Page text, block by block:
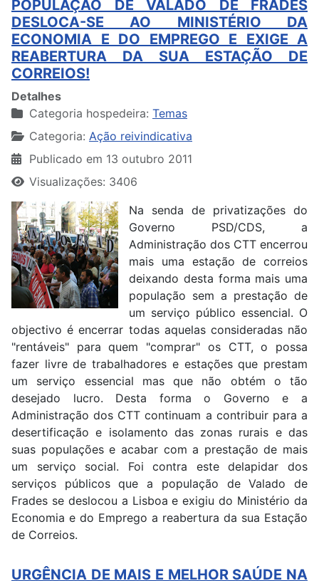
POPULAÇÃO DE VALADO DE FRADES
DESLOCA-SE AO MINISTÉRIO DA
ECONOMIA E DO EMPREGO E EXIGE A
REABERTURA DA SUA ESTAÇÃO DE
CORREIOS!
Detalhes
Categoria hospedeira: Temas
Categoria: Ação reivindicativa
Publicado em 13 outubro 2011
Visualizações: 3406
Na senda de privatizações do
Governo PSD/CDS, a
Administração dos CTT encerrou
mais uma estação de correios
deixando desta forma mais uma
população sem a prestação de
um serviço público essencial. O
objectivo é encerrar todas aquelas consideradas não
"rentáveis" para quem "comprar" os CTT, o possa
fazer livre de trabalhadores e estações que prestam
um serviço essencial mas que não obtém o tão
desejado lucro. Desta forma o Governo e a
Administração dos CTT continuam a contribuir para a
desertificação e isolamento das zonas rurais e das
suas populações e acabar com a prestação de mais
um serviço social. Foi contra este delapidar dos
serviços públicos que a população de Valado de
Frades se deslocou a Lisboa e exigiu do Ministério da
Economia e do Emprego a reabertura da sua Estação
de Correios.
URGÊNCIA DE MAIS E MELHOR SAÚDE NA